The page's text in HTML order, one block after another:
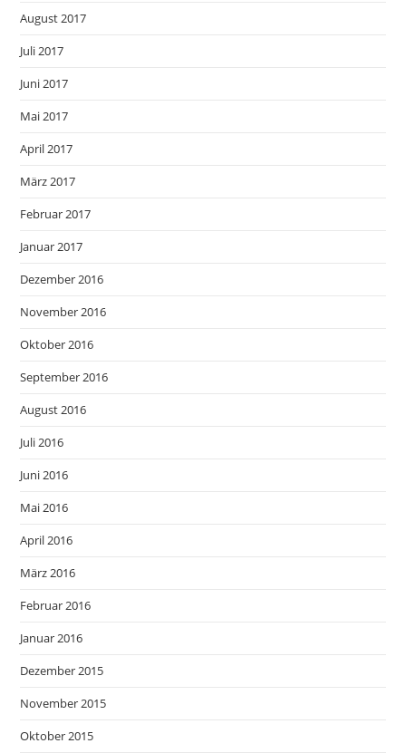
August 2017
Juli 2017
Juni 2017
Mai 2017
April 2017
März 2017
Februar 2017
Januar 2017
Dezember 2016
November 2016
Oktober 2016
September 2016
August 2016
Juli 2016
Juni 2016
Mai 2016
April 2016
März 2016
Februar 2016
Januar 2016
Dezember 2015
November 2015
Oktober 2015